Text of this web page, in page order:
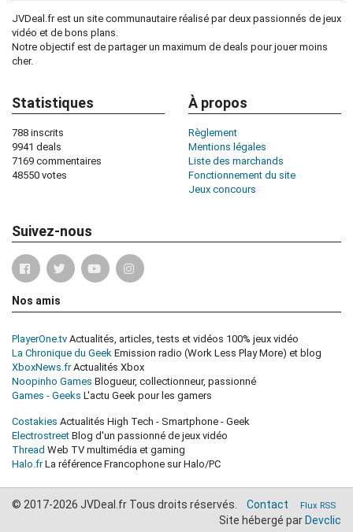
JVDeal.fr est un site communautaire réalisé par deux passionnés de jeux
vidéo et de bons plans.
Notre objectif est de partager un maximum de deals pour jouer moins
cher.
Statistiques
788 inscrits
9941 deals
7169 commentaires
48550 votes
À propos
Règlement
Mentions légales
Liste des marchands
Fonctionnement du site
Jeux concours
Suivez-nous
Nos amis
PlayerOne.tv Actualités, articles, tests et vidéos 100% jeux vidéo
La Chronique du Geek Emission radio (Work Less Play More) et blog
XboxNews.frActualités Xbox
Noopinho Games Blogueur, collectionneur, passionné
Games - Geeks L'actu Geek pour les gamers
Costakies Actualités High Tech - Smartphone - Geek
Electrostreet Blog d'un passionné de jeux vidéo
Thread Web TV multimédia et gaming
Halo.frLa référence Francophone sur Halo/PC
© 2017-2026 JVDeal.fr Tous droits réservés. Contact Flux RSS
Site hébergé par Devclic